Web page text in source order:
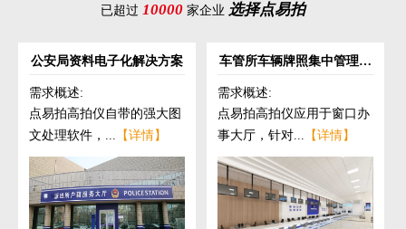
已超过 10000 家企业 选择点易拍
公安局资料电子化解决方案
需求概述:
点易拍高拍仪自带的强大图
文处理软件，... 【详情】
车管所车辆牌照集中管理解
需求概述:
点易拍高拍仪应用于窗口办
事大厅，针对... 【详情】